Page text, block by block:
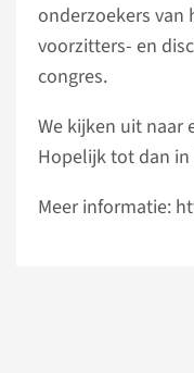
onderzoekers van
voorzitters- en
congres.
We kijken uit naar
Hopelijk tot dan in
Meer informatie: